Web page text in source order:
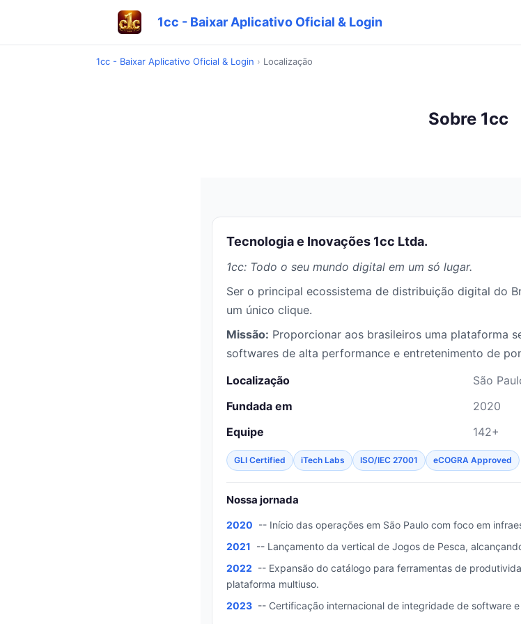
1cc - Baixar Aplicativo Oficial & Login
1cc - Baixar Aplicativo Oficial & Login › Localização
Sobre 1cc
Tecnologia e Inovações 1cc Ltda.
1cc: Todo o seu mundo digital em um só lugar.
Ser o principal ecossistema de distribuição digital do
um único clique.
Missão: Proporcionar aos brasileiros uma plataforma
softwares de alta performance e entretenimento de
Localização
São
Fundada em
2020
Equipe
142+
GLI Certified iTech Labs ISO/IEC 27001 eCOGRA Approved
Nossa jornada
2020 -- Início das operações em São Paulo com foco em
2021 -- Lançamento da vertical de Jogos de Pesca,
2022 -- Expansão do catálogo para ferramentas de
plataforma multiuso.
2023 -- Certificação internacional de integridade de software